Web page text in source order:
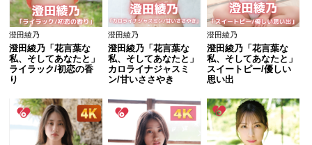
澄田綾乃
澄田綾乃「花言葉な
私、そしてあなたと」
ライラック/初恋の香
り
澄田綾乃
澄田綾乃「花言葉な
私、そしてあなたと」
カロライナジャスミ
ン/甘いささやき
澄田綾乃
澄田綾乃「花言葉な
私、そしてあなたと」
スイートピー/優しい
思い出